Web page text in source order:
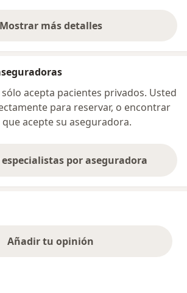
Mostrar más detalles
sobre la dirección
acepta pacientes privados. Usted
para reservar, o encontrar
acepte su aseguradora.
especialistas por aseguradora
Añadir tu opinión